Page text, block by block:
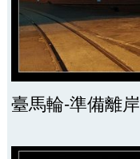
臺馬輪-準備離岸